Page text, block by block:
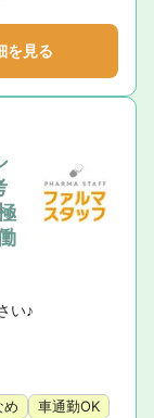
せた研修で着実
を見る
い♪
め
車通勤OK